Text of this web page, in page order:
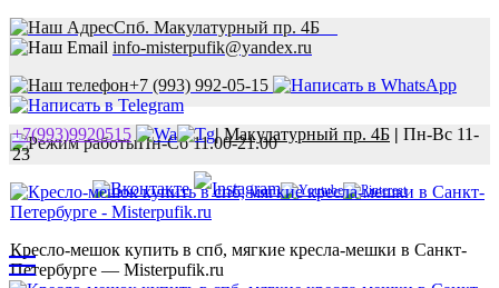
Спб. Макулатурный пр. 4Б
info-misterpufik@yandex.ru
+7 (993) 992-05-15
Пн-Сб 11.00-21.00
+7(993)9920515 | Макулатурный пр. 4Б | Пн-Вс 11-
23
Кресло-мешок купить в спб, мягкие кресла-мешки в Санкт-
Петербурге — Misterpufik.ru